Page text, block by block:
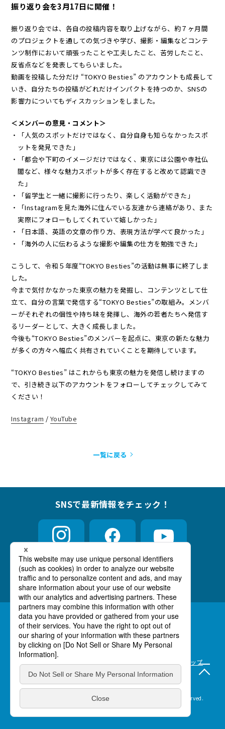
振り返り会を3月17日に開催！
振り返り会では、各自の投稿内容を取り上げながら、約７ヶ月間
のプロジェクトを通しての気づきや学び、撮影・編集などコンテ
ンツ制作において頑張ったことや工夫したこと、苦労したこと、
反省点などを発表してもらいました。
動画を投稿した分だけ “TOKYO Besties” のアカウントも成長して
いき、自分たちの投稿がどれだけインパクトを持つのか、SNSの
影響力についてもディスカッションをしました。
＜メンバーの意見・コメント＞
・「人気のスポットだけではなく、自分自身も知らなかったスポ
ットを発見できた」
・「都会や下町のイメージだけではなく、東京には公園や寺社仏
閣など、様々な魅力スポットが多く存在すると改めて認識でき
た」
・「留学生と一緒に撮影に行ったり、楽しく活動ができた」
・「Instagramを見た海外に住んでいる友達から連絡があり、また
実際にフォローもしてくれていて嬉しかった」
・「日本語、英語の文章の作り方、表現方法が学べて良かった」
・「海外の人に伝わるような撮影や編集の仕方を勉強できた」
こうして、令和５年度“TOKYO Besties”の活動は無事に終了しま
した。
今まで気付かなかった東京の魅力を発掘し、コンテンツとして仕
立て、自分の言葉で発信する“TOKYO Besties”の取組み。メンバ
ーがそれぞれの個性や持ち味を発揮し、海外の若者たちへ発信す
るリーダーとして、大きく成長しました。
今後も“TOKYO Besties”のメンバーを起点に、東京の新たな魅力
が多くの方々へ幅広く共有されていくことを期待しています。
“TOKYO Besties” はこれからも東京の魅力を発信し続けますの
で、引き続き以下のアカウントをフォローしてチェックしてみて
ください！
Instagram / YouTube
一覧に戻る
SNSで最新情報をチェック！
（別ウィンドウで開きます）
（別ウィンドウで開きます）
（別ウィンドウ
あなたのお気に入りのTokyoを発信してください！
#TokyoTokyo
Language :English/日本語
このサイトについて
（別ウィンドウで開きます） （別ウィンドウで開き
サイトマップ
アイコン利用申請 映像利用申請
Copyright © 2025 Tokyo Convention & Visitors Bureau. All rights reserved.